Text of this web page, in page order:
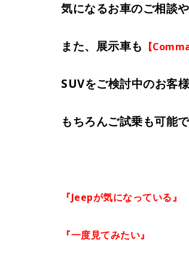
気になるお車のご相談
また、展示車も 【
SUVをご検討中のお客
もちろんご試乗も可能
『Jeepが気になっている』
『一度見てみたい』